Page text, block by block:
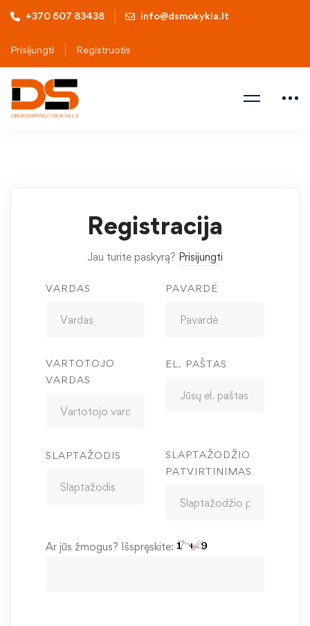
+370 607 83438 info@dsmokykla.lt
Prisijungti Registruotis
Registracija
Jau turite paskyrą? Prisijungti
VARDAS PAVARDĖ
VARTOTOJO
VARDAS
EL. PAŠTAS
SLAPTAŽODIS
SLAPTAŽODŽIO
PATVIRTINIMAS
Ar jūs žmogus? Išspręskite: